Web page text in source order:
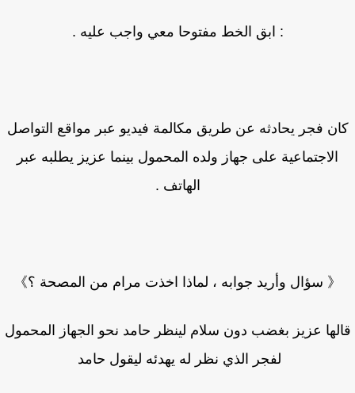
: ابق الخط مفتوحا معي واجب عليه .
فجر يحادثه عن طريق مكالمة فيديو عبر مواقع التواصل
الاجتماعية على جهاز ولده المحمول بينما عزيز يطلبه عبر
الهاتف .
《 سؤال وأريد جوابه ، لماذا اخذت مرام من المصحة ؟》
عزيز بغضب دون سلام لينظر حامد نحو الجهاز المحمول
لفجر الذي نظر له يهدئه ليقول حامد